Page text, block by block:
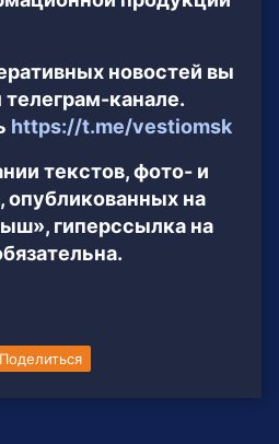
новостей вы
канале.
https://t.me/vestiomsk
текстов, фото- и
опубликованных на
гиперссылка на
Поделиться